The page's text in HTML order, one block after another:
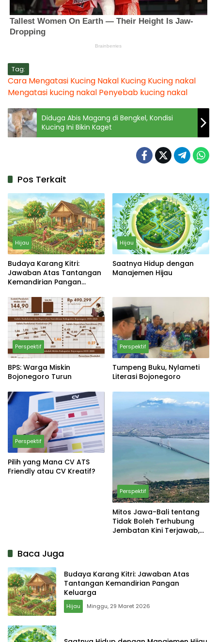
Tag:
Cara Mengatasi Kucing Nakal Kucing Kucing nakal
Mengatasi kucing nakal Penyebab kucing nakal
Diduga Abis Magang di Bengkel, Kondisi
Kucing Ini Bikin Kaget
Pos Terkait
Hijau
Budaya Karang Kitri:
Jawaban Atas Tantangan
Kemandirian Pangan
Hijau
Saatnya Hidup dengan
Manajemen Hijau
Perspektif
BPS: Warga Miskin
Bojonegoro Turun
Perspektif
Tumpeng Buku, Nylameti
Literasi Bojonegoro
Perspektif
Pilih yang Mana CV ATS
Friendly atau CV Kreatif?
Perspektif
Mitos Jawa-Bali tentang
Tidak Boleh Terhubung
Jembatan Kini Terjawab,
Baca Juga
Budaya Karang Kitri: Jawaban Atas
Tantangan Kemandirian Pangan
Keluarga
Hijau Minggu, 29 Maret 2026